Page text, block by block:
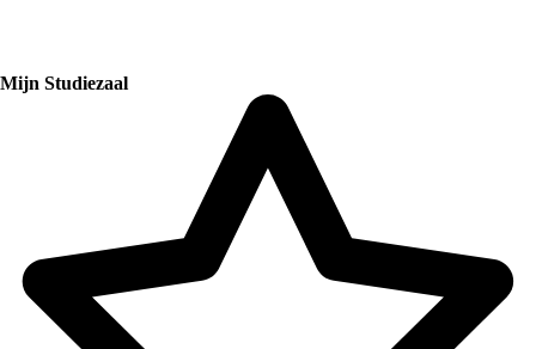
Openbaarheid:
Algemeen bestuur en Politiek
Mijn Studiezaal